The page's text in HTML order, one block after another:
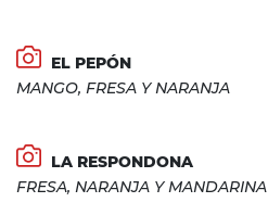
EL PEPÓN
MANGO, FRESA Y NARANJA
LA RESPONDONA
FRESA, NARANJA Y MANDARINA